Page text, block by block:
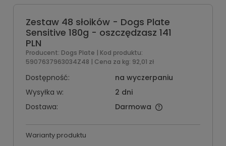
Zestaw 48 słoików - Dogs Plate
Sensitive 180g - oszczędzasz 141
PLN
Producent: Dogs Plate | Kod produktu:
5907637963034Z48 | Cena za kg: 92,01 zł
Dostępność:
na wyczerpaniu
Wysyłka w:
2 dni
Dostawa:
Darmowa
Warianty produktu